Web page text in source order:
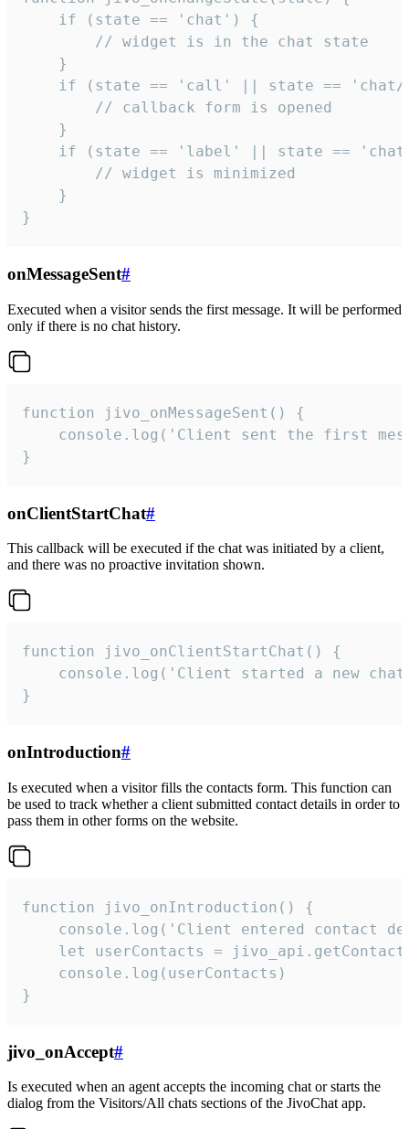
    if (state == 'chat') {
        // widget is in the chat state
    }
if (state == 'call' || state ==
        // callback form is opened
    }
if (state == 'label' || state ==
        // widget is minimized
    }
}
onMessageSent#
Executed when a visitor sends the first message. It will be performed
only if there is no chat history.
function jivo_onMessageSent() {
console.log('Client sent the first
}
onClientStartChat#
This callback will be executed if the chat was initiated by a client,
and there was no proactive invitation shown.
function jivo_onClientStartChat() {
console.log('Client started a new
}
onIntroduction#
Is executed when a visitor fills the contacts form. This function can
be used to track whether a client submitted contact details in order to
pass them in other forms on the website.
function jivo_onIntroduction() {
console.log('Client entered contact
let userContacts =
    console.log(userContacts)
}
jivo_onAccept#
Is executed when an agent accepts the incoming chat or starts the
dialog from the Visitors/All chats sections of the JivoChat app.